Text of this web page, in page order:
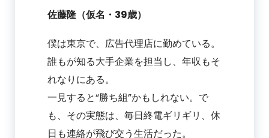
佐藤隆（仮名・39歳）
僕は東京で、広告代理店に勤めている。
誰もが知る大手企業を担当し、年収もそ
れなりにある。
一見すると“勝ち組”かもしれない。で
も、その実態は、毎日終電ギリギリ、休
日も連絡が飛び交う生活だった。